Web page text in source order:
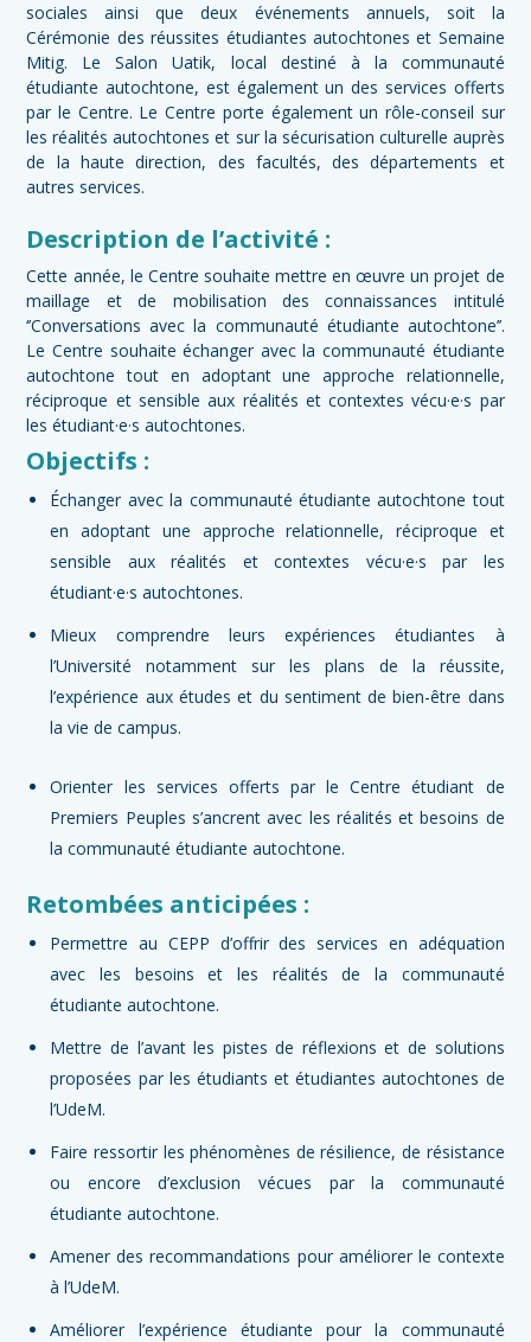
sociales ainsi que deux événements annuels, soit la
Cérémonie des réussites étudiantes autochtones et Semaine
Mitig. Le Salon Uatik, local destiné à la communauté
étudiante autochtone, est également un des services offerts
par le Centre. Le Centre porte également un rôle-conseil sur
les réalités autochtones et sur la sécurisation culturelle auprès
de la haute direction, des facultés, des départements et
autres services.
Description de l’activité :
Cette année, le Centre souhaite mettre en œuvre un projet de
maillage et de mobilisation des connaissances intitulé
‘’Conversations avec la communauté étudiante autochtone’’.
Le Centre souhaite échanger avec la communauté étudiante
autochtone tout en adoptant une approche relationnelle,
réciproque et sensible aux réalités et contextes vécu·e·s par
les étudiant·e·s autochtones.
Objectifs :
Échanger avec la communauté étudiante autochtone tout
en adoptant une approche relationnelle, réciproque et
sensible aux réalités et contextes vécu·e·s par les
étudiant·e·s autochtones.
Mieux comprendre leurs expériences étudiantes à
l’Université notamment sur les plans de la réussite,
l’expérience aux études et du sentiment de bien-être dans
la vie de campus.
Orienter les services offerts par le Centre étudiant de
Premiers Peuples s’ancrent avec les réalités et besoins de
la communauté étudiante autochtone.
Retombées anticipées :
Permettre au CEPP d’offrir des services en adéquation
avec les besoins et les réalités de la communauté
étudiante autochtone.
Mettre de l’avant les pistes de réflexions et de solutions
proposées par les étudiants et étudiantes autochtones de
l’UdeM.
Faire ressortir les phénomènes de résilience, de résistance
ou encore d’exclusion vécues par la communauté
étudiante autochtone.
Amener des recommandations pour améliorer le contexte
à l’UdeM.
Améliorer l’expérience étudiante pour la communauté